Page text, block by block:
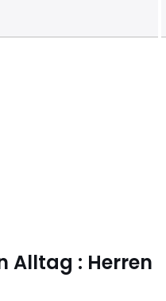
Alltag : Herren